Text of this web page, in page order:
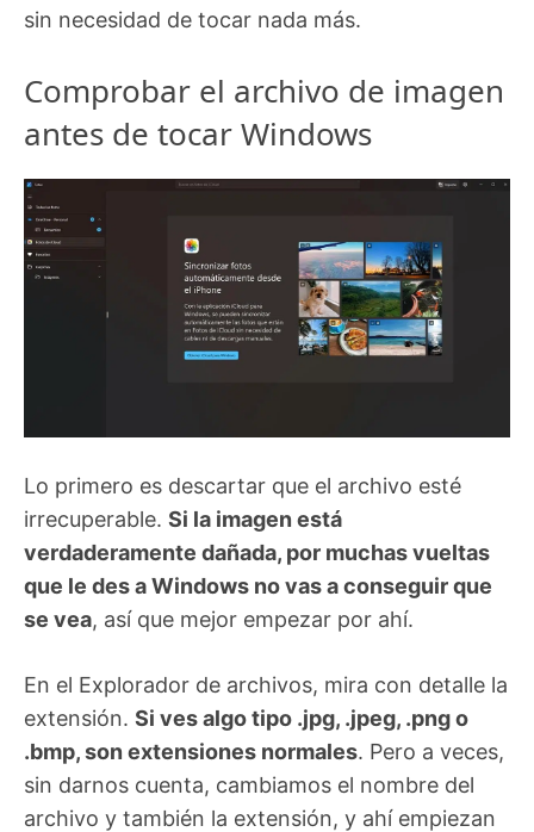
sin necesidad de tocar nada más.
Comprobar el archivo de imagen
antes de tocar Windows
Lo primero es descartar que el archivo esté
irrecuperable. Si la imagen está
verdaderamente dañada, por muchas vueltas
que le des a Windows no vas a conseguir que
se vea, así que mejor empezar por ahí.
En el Explorador de archivos, mira con detalle la
extensión. Si ves algo tipo .jpg, .jpeg, .png o
.bmp, son extensiones normales. Pero a veces,
sin darnos cuenta, cambiamos el nombre del
archivo y también la extensión, y ahí empiezan